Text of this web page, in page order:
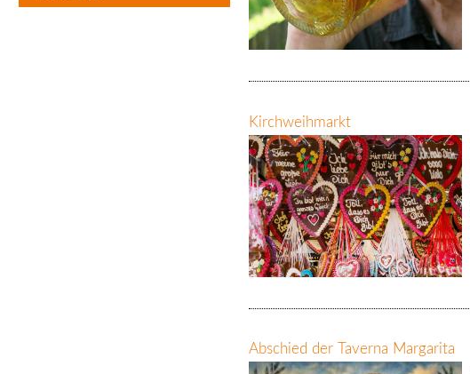
Kirchweihmarkt
Abschied der Taverna Margarita